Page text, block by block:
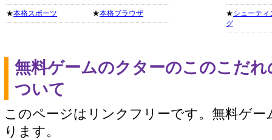
★本格スポーツ ★本格ブラウザ ★シューティ
グ
無料ゲームのクターのこのこだ
ついて
このページはリンクフリーです。無料ゲー
ります。